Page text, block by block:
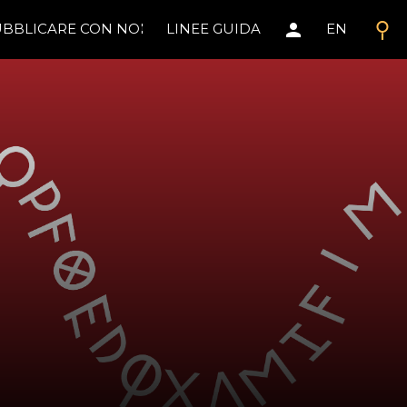
search
CON NOI LINEE GUIDA person EN